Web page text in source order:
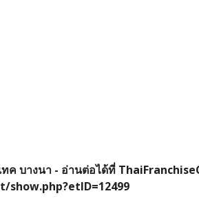
ค บางนา - อ่านต่อได้ที่